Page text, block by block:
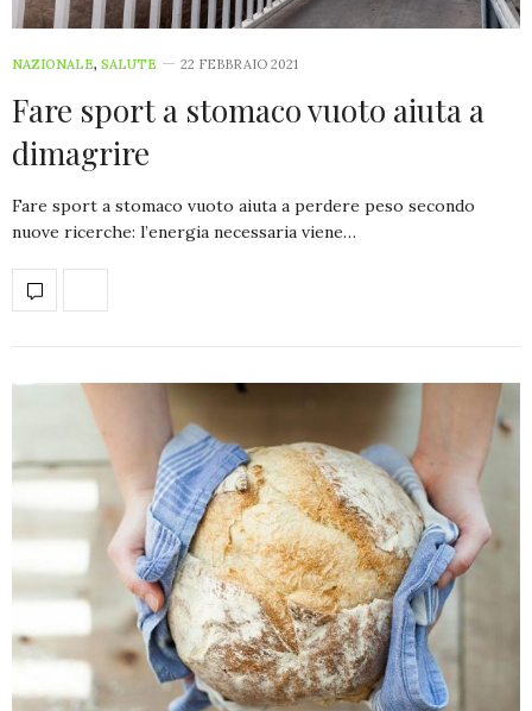
NAZIONALE, SALUTE 22 FEBBRAIO 2021
Fare sport a stomaco vuoto aiuta a
dimagrire
Fare sport a stomaco vuoto aiuta a perdere peso secondo
nuove ricerche: l’energia necessaria viene…